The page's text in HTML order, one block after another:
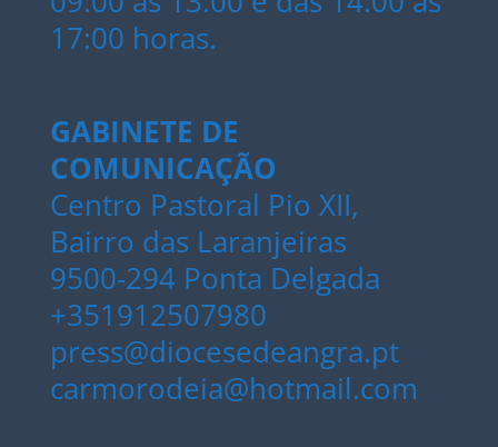
17:00 horas.
GABINETE DE
COMUNICAÇÃO
Centro Pastoral Pio XII,
Bairro das Laranjeiras
9500-294 Ponta Delgada
+351912507980
press@diocesedeangra.pt
carmorodeia@hotmail.com